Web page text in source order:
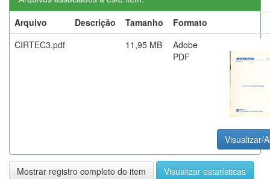
Arquivo
Descrição Tamanho
Formato
CIRTEC3.pdf
11,95 MB
Adobe
PDF
Visualizar/
Mostrar registro completo do item Visualizar estatísticas